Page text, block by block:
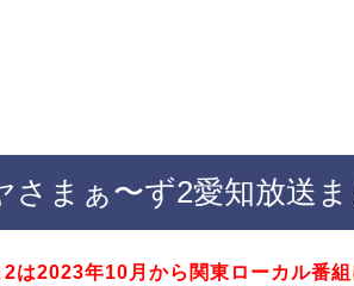
さまぁ〜ず2愛知放送
2は2023年10月から関東ローカル番